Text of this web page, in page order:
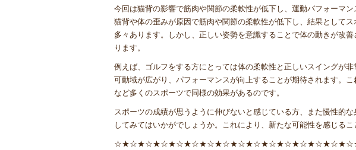
今回は猫背の影響で筋肉や関節の柔軟性が低下し、運動パフォーマ
猫背や体の歪みが原因で筋肉や関節の柔軟性が低下し、結果として
多々あります。しかし、正しい姿勢を意識することで体の動きが改
ります。
例えば、ゴルフをする方にとっては体の柔軟性と正しいスイングが
可動域が広がり、パフォーマンスが向上することが期待されます。
など多くのスポーツで同様の効果があるのです。
スポーツの成績が思うように伸びないと感じている方、また慢性的
してみてはいかがでしょうか。これにより、新たな可能性を感じるこ